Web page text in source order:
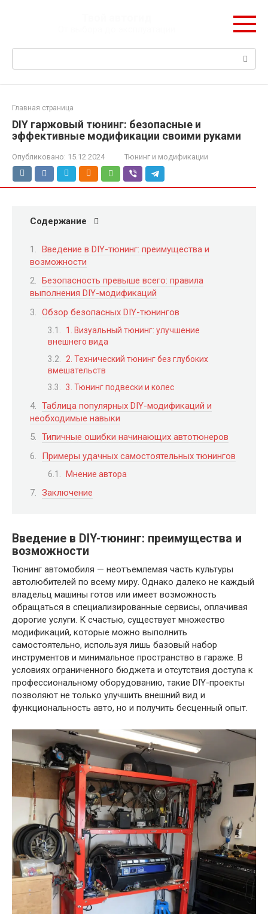
Поиск:
Главная страница
DIY гаржовый тюнинг: безопасные и
эффективные модификации своими руками
Опубликовано: 15.12.2024 Тюнинг и модификации
Содержание
Введение в DIY-тюнинг: преимущества и
возможности
Безопасность превыше всего: правила
выполнения DIY-модификаций
Обзор безопасных DIY-тюнингов
1. Визуальный тюнинг: улучшение
внешнего вида
2. Технический тюнинг без глубоких
вмешательств
3. Тюнинг подвески и колес
Таблица популярных DIY-модификаций и
необходимые навыки
Типичные ошибки начинающих автотюнеров
Примеры удачных самостоятельных тюнингов
Мнение автора
Заключение
Введение в DIY-тюнинг: преимущества и
возможности
Тюнинг автомобиля — неотъемлемая часть культуры
автолюбителей по всему миру. Однако далеко не каждый
владельц машины готов или имеет возможность
обращаться в специализированные сервисы, оплачивая
дорогие услуги. К счастью, существует множество
модификаций, которые можно выполнить
самостоятельно, используя лишь базовый набор
инструментов и минимальное пространство в гараже. В
условиях ограниченного бюджета и отсутствия доступа к
профессиональному оборудованию, такие DIY-проекты
позволяют не только улучшить внешний вид и
функциональность авто, но и получить бесценный опыт.